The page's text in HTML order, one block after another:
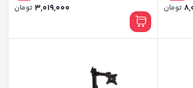
تومان
تومان